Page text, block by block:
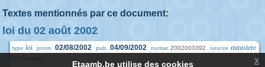
Textes mentionnés par ce document:
loi du 02 août 2002
type loi prom. 02/08/2002 pub. 04/09/2002 numac 2002003392 source ministere
Etaamb.be utilise des cookies x